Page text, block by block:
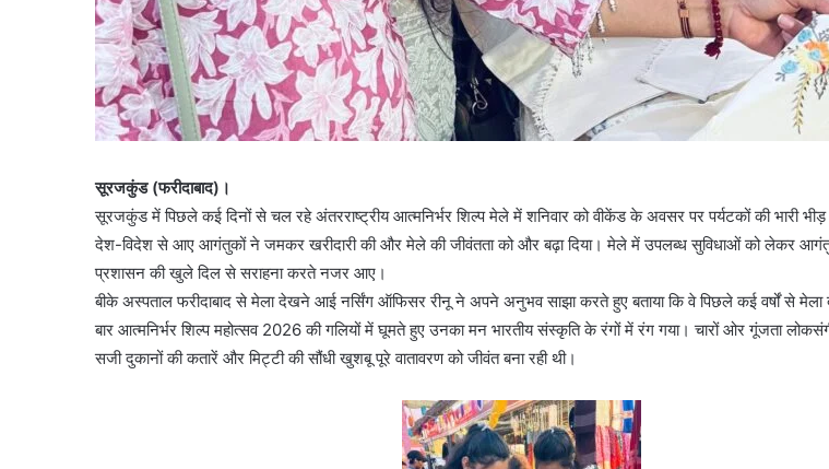
सूरजकुंड (फरीदाबाद)।
सूरजकुंड में पिछले कई दिनों से चल रहे अंतरराष्ट्रीय आत्मनिर्भर शिल्प मेले में शनिवार को वीकेंड के अवसर पर पर्यटकों की भारी
देश-विदेश से आए आगंतुकों ने जमकर खरीदारी की और मेले की जीवंतता को और बढ़ा दिया। मेले में उपलब्ध सुविधाओं को लेकर
प्रशासन की खुले दिल से सराहना करते नजर आए।
बीके अस्पताल फरीदाबाद से मेला देखने आई नर्सिंग ऑफिसर रीनू ने अपने अनुभव साझा करते हुए बताया कि वे पिछले कई वर्षों से
बार आत्मनिर्भर शिल्प महोत्सव 2026 की गलियों में घूमते हुए उनका मन भारतीय संस्कृति के रंगों में रंग गया। चारों ओर गूंजता
सजी दुकानों की कतारें और मिट्टी की सौंधी खुशबू पूरे वातावरण को जीवंत बना रही थी।